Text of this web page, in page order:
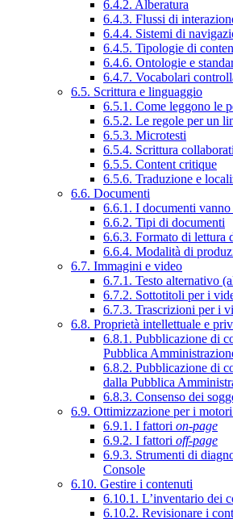
6.4.2. Alberatura
6.4.3. Flussi di
6.4.4. Sistemi di
6.4.5. Tipologie di
6.4.6. Ontologie e
6.4.7. Vocabolari
6.5. Scrittura e linguaggio
6.5.1. Come leggono le
6.5.2. Le regole per un
6.5.3. Microtesti
6.5.4. Scrittura
6.5.5. Content critique
6.5.6. Traduzione e
6.6. Documenti
6.6.1. I documenti
6.6.2. Tipi di documenti
6.6.3. Formato di lettura
6.6.4. Modalità di
6.7. Immagini e video
6.7.1. Testo alternativo
6.7.2. Sottotitoli per i
6.7.3. Trascrizioni per i
6.8. Proprietà intellettuale e
6.8.1. Pubblicazione di
Pubblica
6.8.2. Pubblicazione di
dalla Pubblica
6.8.3. Consenso dei
6.9. Ottimizzazione per i
6.9.1. I fattori on-page
6.9.2. I fattori off-page
6.9.3. Strumenti di
Console
6.10. Gestire i contenuti
6.10.1. L’inventario dei
6.10.2. Revisionare i